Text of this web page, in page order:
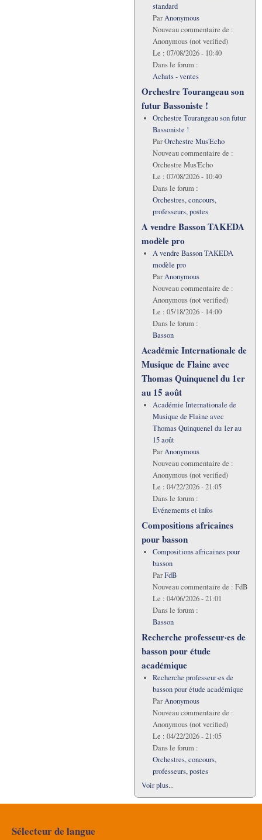
standard
ParAnonymous
Nouveau commentaire de :
Anonymous (not verified)
Le : 07/08/2026 - 10:40
Dans le forum :
Achats - ventes
Orchestre Tourangeau son
futur Bassoniste !
Orchestre Tourangeau son futur
Bassoniste !
ParOrchestre Mus'Echo
Nouveau commentaire de :
Orchestre Mus'Echo
Le : 07/08/2026 - 10:40
Dans le forum :
Orchestres, concours,
professeurs, postes
A vendre Basson TAKEDA
modèle pro
A vendre Basson TAKEDA
modèle pro
ParAnonymous
Nouveau commentaire de :
Anonymous (not verified)
Le : 05/18/2026 - 14:00
Dans le forum :
Basson
Académie Internationale de
Musique de Flaine avec
Thomas Quinquenel du 1er
au 15 août
Académie Internationale de
Musique de Flaine avec
Thomas Quinquenel du 1er au
15 août
ParAnonymous
Nouveau commentaire de :
Anonymous (not verified)
Le : 04/22/2026 - 21:05
Dans le forum :
Evénements et infos
Compositions africaines
pour basson
Compositions africaines pour
basson
ParFdB
Nouveau commentaire de : FdB
Le : 04/06/2026 - 21:01
Dans le forum :
Basson
Recherche professeur·es de
basson pour étude
académique
Recherche professeur·es de
basson pour étude académique
ParAnonymous
Nouveau commentaire de :
Anonymous (not verified)
Le : 04/22/2026 - 21:05
Dans le forum :
Orchestres, concours,
professeurs, postes
Voir plus...
Sélecteur de langue